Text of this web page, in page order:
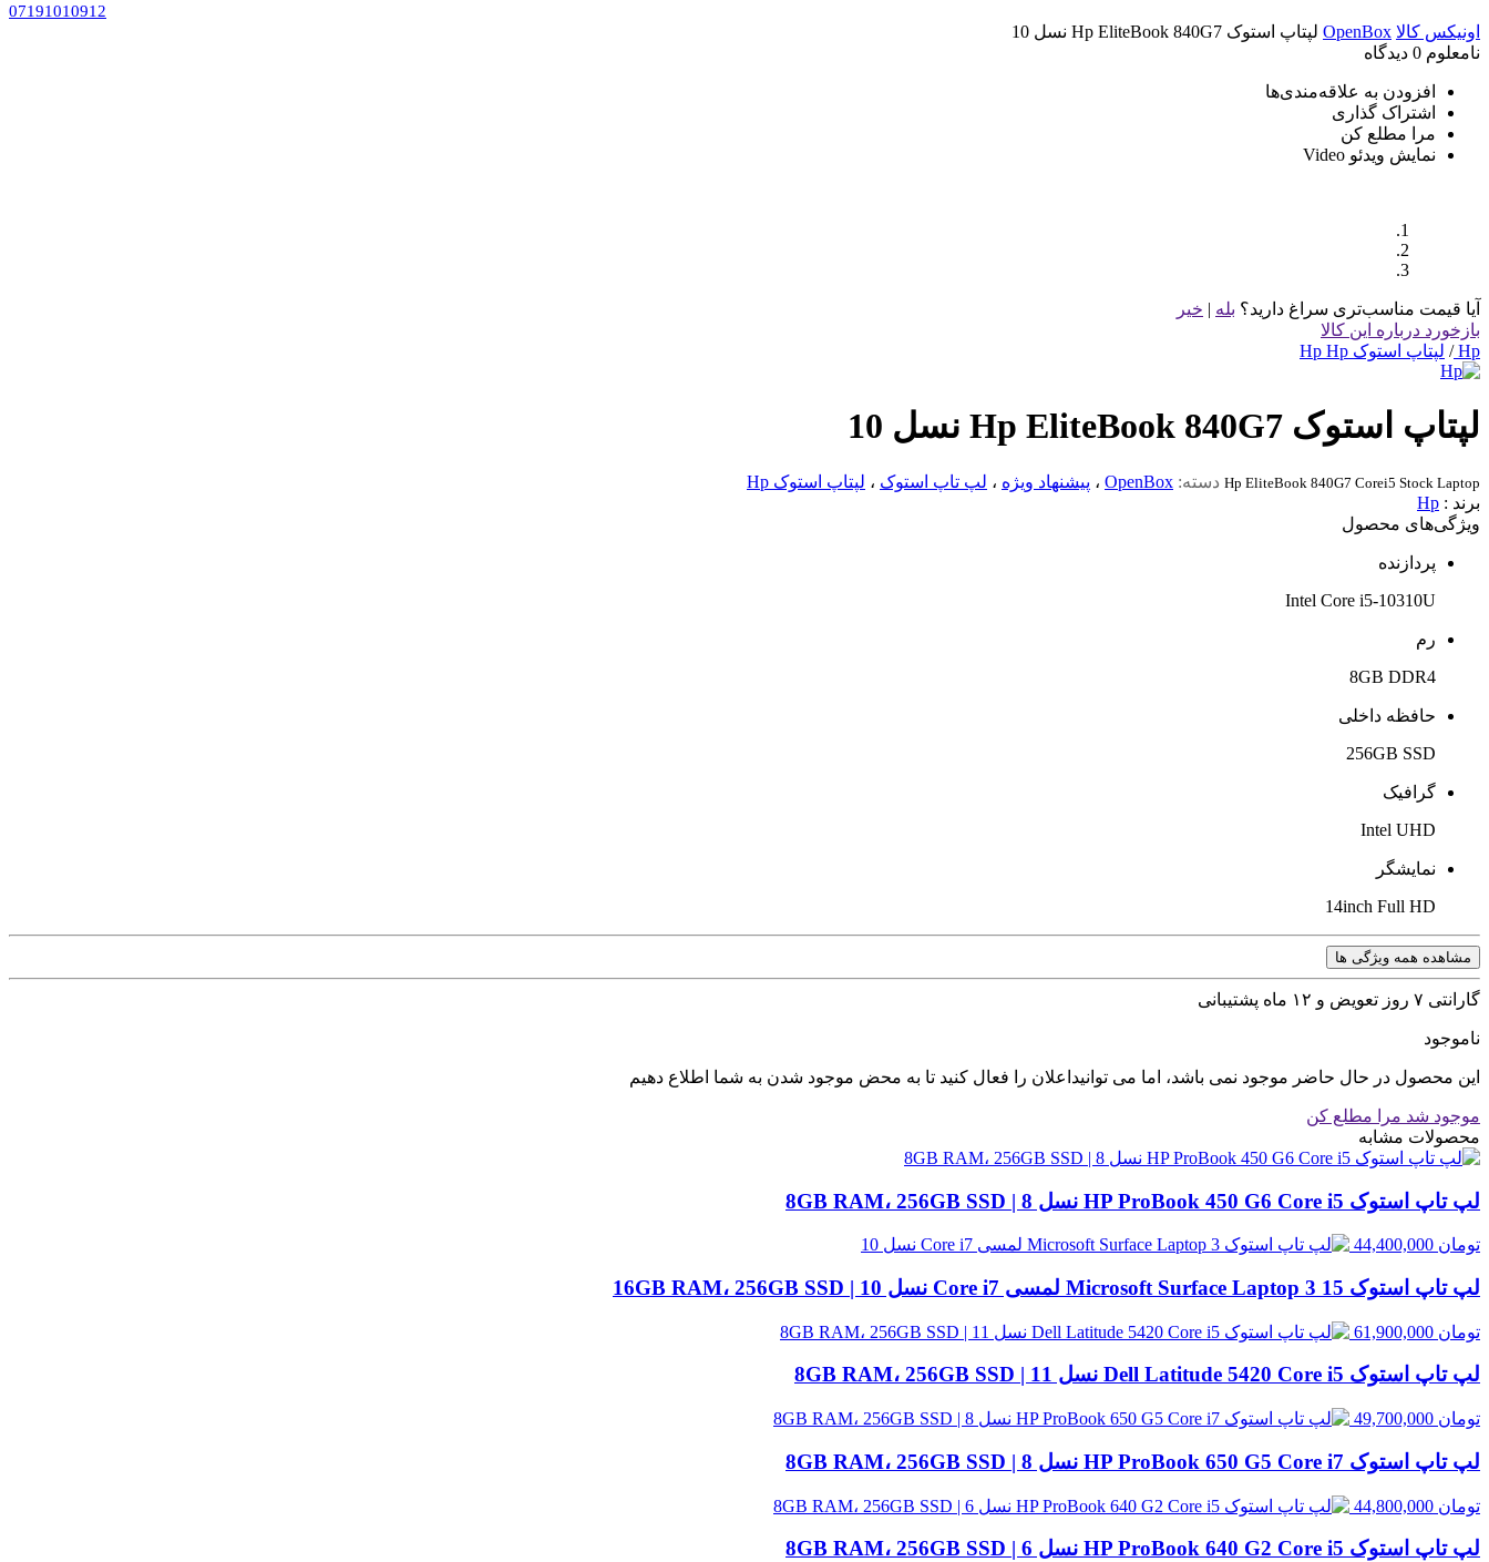
07191010912
اونیکس کالا OpenBox لپتاپ استوک Hp EliteBook 840G7 نسل 10
نامعلوم 0 دیدگاه
افزودن به علاقه‌مندی‌ها
اشتراک گذاری
مرا مطلع کن
نمایش ویدئو Video
آیا قیمت مناسب‌تری سراغ دارید؟ بله | خیر
بازخورد درباره این کالا
Hp
/ لپتاپ استوک Hp Hp
لپتاپ استوک Hp EliteBook 840G7 نسل 10
Hp EliteBook 840G7 Corei5 Stock Laptop دسته: OpenBox ، پیشنهاد ویژه ، لپ تاپ استوک ، لپتاپ استوک Hp
برند : Hp
ویژگی‌های محصول
پردازنده
Intel Core i5-10310U
رم
8GB DDR4
حافظه داخلی
256GB SSD
گرافیک
Intel UHD
نمایشگر
14inch Full HD
مشاهده همه ویژگی ها
گارانتی ۷ روز تعویض و ۱۲ ماه پشتیبانی
ناموجود
این محصول در حال حاضر موجود نمی باشد، اما می توانیداعلان را فعال کنید تا به محض موجود شدن به شما اطلاع دهیم
موجود شد مرا مطلع کن
محصولات مشابه
لپ تاپ استوک HP ProBook 450 G6 Core i5 نسل 8 | 8GB RAM، 256GB SSD
تومان
لپ تاپ استوک Microsoft Surface Laptop 3 15 لمسی Core i7 نسل 10 | 16GB RAM، 256GB SSD
تومان
لپ تاپ استوک Dell Latitude 5420 Core i5 نسل 11 | 8GB RAM، 256GB SSD
تومان
لپ تاپ استوک HP ProBook 650 G5 Core i7 نسل 8 | 8GB RAM، 256GB SSD
تومان
لپ تاپ استوک HP ProBook 640 G2 Core i5 نسل 6 | 8GB RAM، 256GB SSD